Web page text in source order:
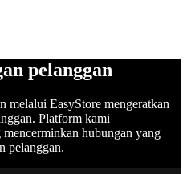
pelanggan
melalui EasyStore mengeratkan
Platform kami
hubungan yang
pelanggan.